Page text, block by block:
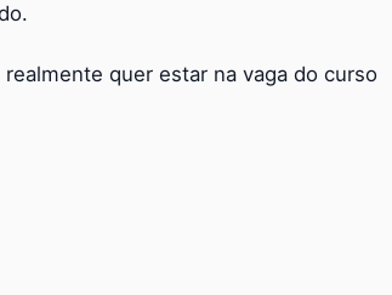
quer estar na vaga do curso